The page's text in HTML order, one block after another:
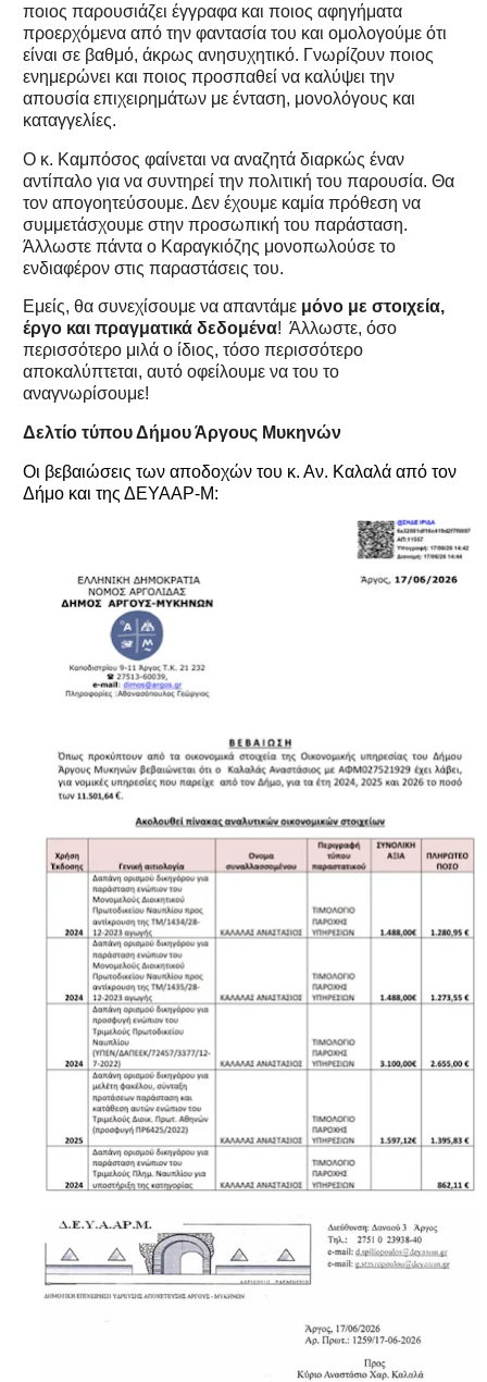
ποιος παρουσιάζει έγγραφα και ποιος αφηγήματα
προερχόμενα από την φαντασία του και ομολογούμε ότι
είναι σε βαθμό, άκρως ανησυχητικό. Γνωρίζουν ποιος
ενημερώνει και ποιος προσπαθεί να καλύψει την
απουσία επιχειρημάτων με ένταση, μονολόγους και
καταγγελίες.
Ο κ. Καμπόσος φαίνεται να αναζητά διαρκώς έναν
αντίπαλο για να συντηρεί την πολιτική του παρουσία. Θα
τον απογοητεύσουμε. Δεν έχουμε καμία πρόθεση να
συμμετάσχουμε στην προσωπική του παράσταση.
Άλλωστε πάντα ο Καραγκιόζης μονοπωλούσε το
ενδιαφέρον στις παραστάσεις του.
Εμείς, θα συνεχίσουμε να απαντάμε μόνο με στοιχεία,
έργο και πραγματικά δεδομένα! Άλλωστε, όσο
περισσότερο μιλά ο ίδιος, τόσο περισσότερο
αποκαλύπτεται, αυτό οφείλουμε να του το
αναγνωρίσουμε!
Δελτίο τύπου Δήμου Άργους Μυκηνών
Οι βεβαιώσεις των αποδοχών του κ. Αν. Καλαλά από τον
Δήμο και της ΔΕΥΑΑΡ-Μ: